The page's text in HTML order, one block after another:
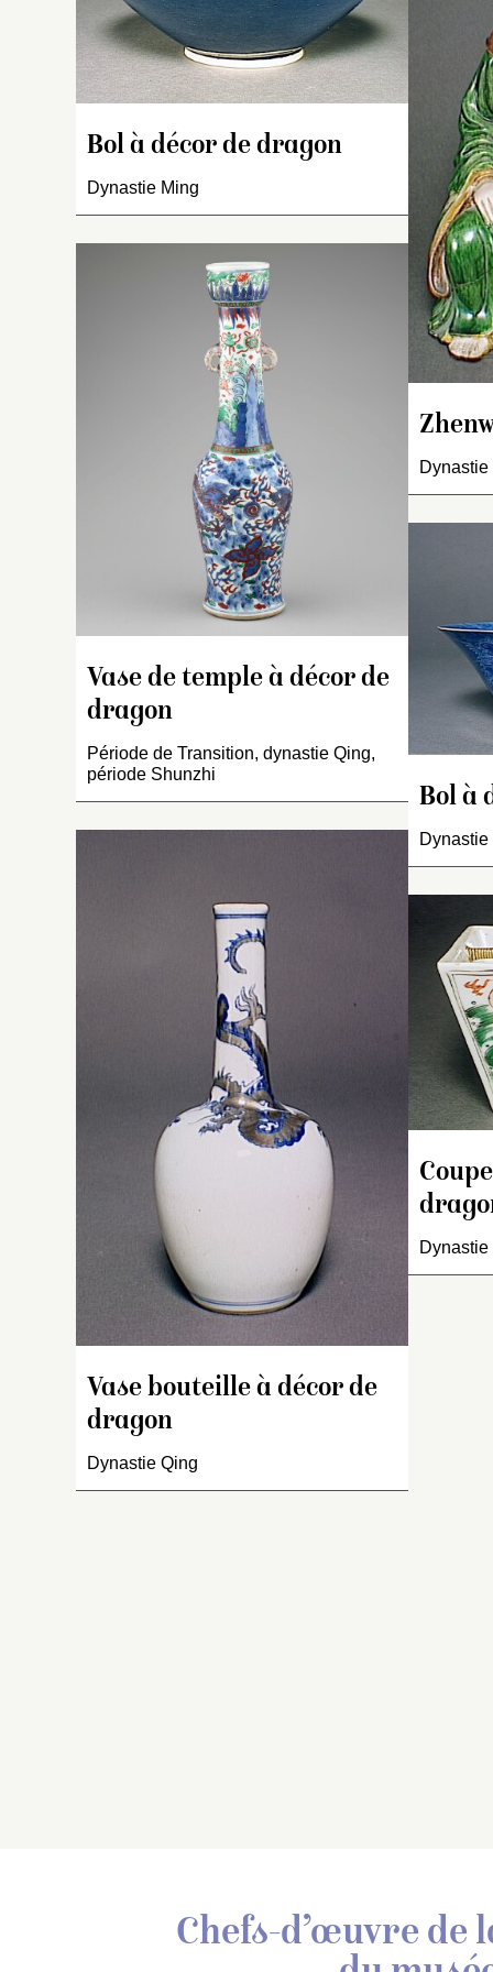
Bol à décor de dragon
Dynastie Ming
Vase de temple à décor de
dragon
Période de Transition, dynastie Qing,
période Shunzhi
Vase bouteille à décor de
dragon
Dynastie Qing
Dynastie
Bol à
Dynastie
Dynastie
Chefs-d’œuvre de